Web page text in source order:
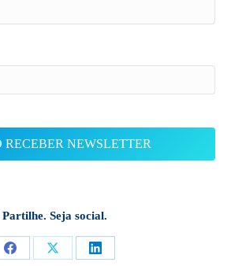
Partilhe. Seja social.
Share
Share
Share